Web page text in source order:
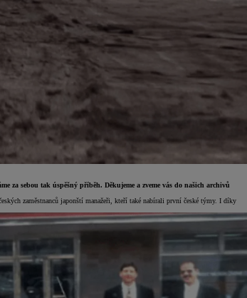
za sebou tak úspěšný příběh. Děkujeme a zveme vás do našich archivů
zaměstnanců japonští manažeři, kteří také nabírali první české týmy. I díky